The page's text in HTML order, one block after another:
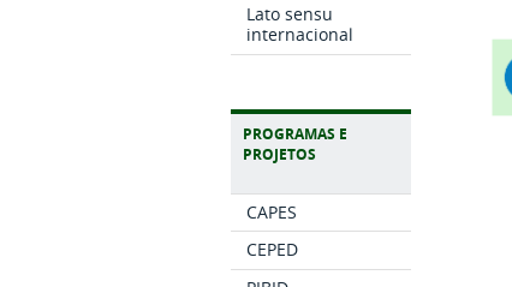
Lato sensu
internacional
PROGRAMAS E
PROJETOS
CAPES
CEPED